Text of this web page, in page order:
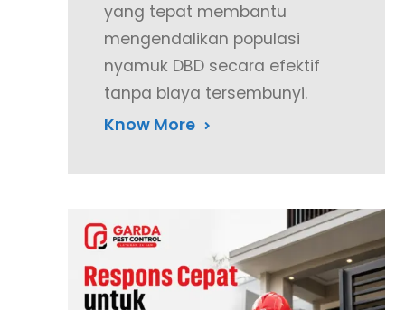
yang tepat membantu
mengendalikan populasi
nyamuk DBD secara efektif
tanpa biaya tersembunyi.
Know More